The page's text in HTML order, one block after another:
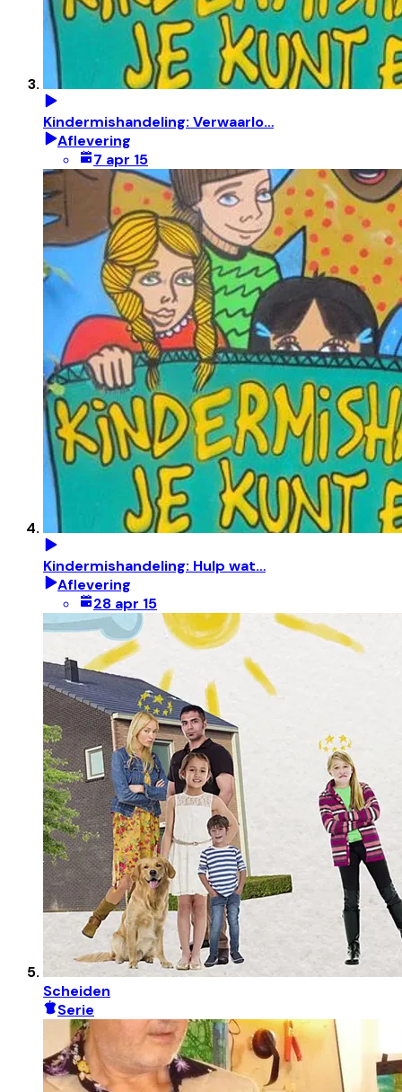
Kindermishandeling: Verwaarlo…
Aflevering
7 apr 15
Kindermishandeling: Hulp wat…
Aflevering
28 apr 15
Scheiden
Serie